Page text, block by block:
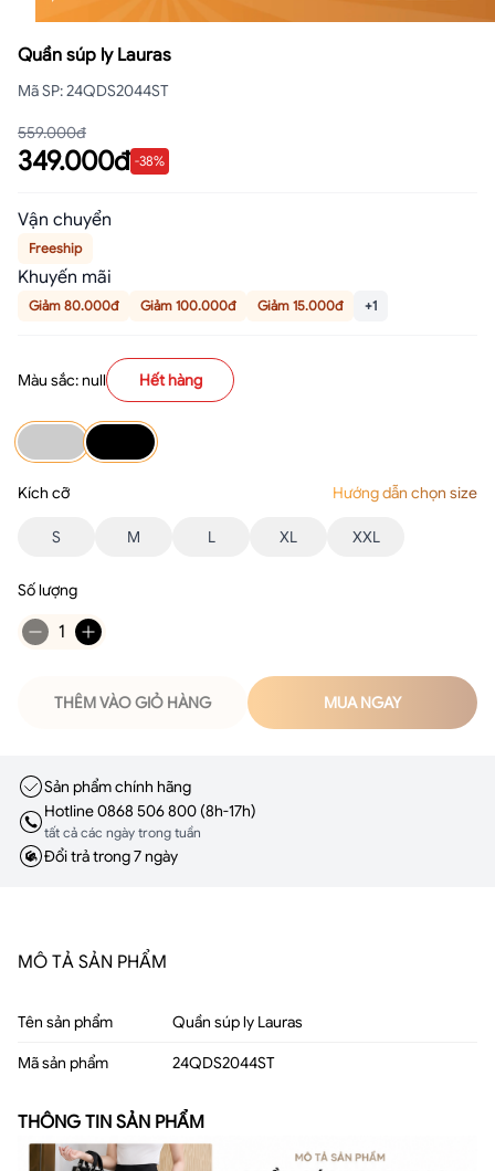
Quần súp ly Lauras
Mã SP:24QDS2044ST
559.000đ
349.000đ -38%
Vận chuyển
Freeship
Khuyến mãi
Giảm 80.000đ Giảm 100.000đ Giảm 15.000đ +1
Màu sắc: null Hết hàng
Kích cỡ Hướng dẫn chọn size
S M L XL XXL
Số lượng
1
THÊM VÀO GIỎ HÀNG MUA NGAY
Sản phẩm chính hãng
Hotline 0868 506 800 (8h-17h)
tất cả các ngày trong tuần
Đổi trả trong 7 ngày
MÔ TẢ SẢN PHẨM
Tên sản phẩm Quần súp ly Lauras
Mã sản phẩm 24QDS2044ST
THÔNG TIN SẢN PHẨM